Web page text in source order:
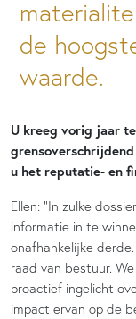
de
waarde.
U kreeg vorig jaar
u het reputatie- en
Ellen: “In zulke
informatie in te
onafhankelijke
raad van bestuur.
proactief ingelicht
impact ervan op de